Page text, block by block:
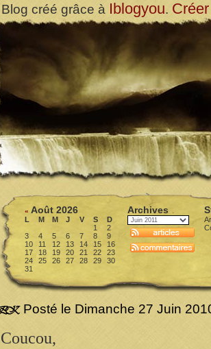
Blog créé grâce à Iblogyou.
« Août 2026
L M M J V S
D
1
2
3
4 5 6 7 8
9
10
11 12 13 14 15
16
17
18 19 20 21 22
23
24
25 26 27 28 29
30
31
Archives
Posté le Dimanche 27 Juin
Coucou,